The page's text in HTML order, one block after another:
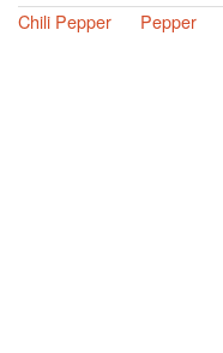
Chili Pepper
Pepper